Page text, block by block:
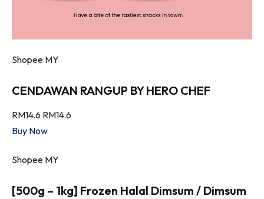
Shopee MY
CENDAWAN RANGUP BY HERO CHEF
RM14.6 RM14.6
Buy Now
Shopee MY
[500g – 1kg] Frozen Halal Dimsum / Dimsum